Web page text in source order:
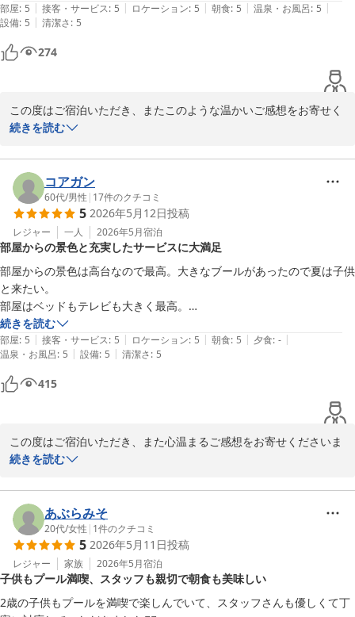
また、スタッフの対応につきましても温かいお言葉をいただき、誠
にありがとうございます。お客様に心地よくお過ごしいただけるよ
う努めておりますので、スタッフ一同大きな励みとなります。
お食事やプール、サウナもご満足いただけたとのこと、大変嬉しく
拝読いたしました。ご滞在中を通して快適にお過ごしいただき、
「また絶対に泊まりたい」と感じていただけたことは、私どもにと
これからも皆様に感動と安らぎをお届けできるホテルを目指し、サ
ービスの向上に努めてまいります。
またお会いできます日を、スタッフ一同心よりお待ち申し上げてお
ります。
ＰＧＭホテルリゾート沖縄（２０２６年４月２５日 先行営業開
始）
2026-06-13
又泊まりたくなる素晴らしいホテルでした。
部屋: 5 | 接客・サービス: 5 | ロケーション: 5 | 朝食: 5 | 温泉・お風呂: 5 |
設備: 5 | 清潔さ: 5
274
この度はご宿泊いただき、またこのような温かいご感想をお寄せく
ださいまして、誠にありがとうございます。
「また泊まりたいホテル」とのお言葉を頂戴できましたこと、スタ
ッフ一同大変光栄に存じます。
スタッフの対応やお食事につきましてご満足いただけたご様子を嬉
しく拝読いたしました。
皆様に心地よくお過ごしいただけるよう、笑顔とおもてなしの心を
大切にしておりますため、そのように感じていただけたことは何よ
りの励みでございます。
また、ご一緒にご宿泊された皆様が「何泊もしたい」「帰りたくな
い」と感じてくださったとのお言葉は、私どもにとりましても大変
印象深く、忘れられないご感想となりました。
これからも、お客様に“また帰ってきたい”と感じていただけるよう
ぜひまた季節を変えて、ゆったりとしたリゾート時間をお楽しみく
ださいませ。
上げております。
ＰＧＭホテルリゾート沖縄（２０２６年４月２５日 先行営業開
始）
2026-05-24
続きを読む
コアガン
60代/男性 | 17件のクチコミ
5 2026年5月12日投稿
レジャー 一人 2026年5月宿泊
部屋からの景色と充実したサービスに大満足
部屋からの景色は高台なので最高。大きなブールがあったので夏は子供
と来たい。
部屋はベッドもテレビも大きく最高。
朝食は例によって食べきれないほどのビュッフェで一通り食べるには何
泊すれば良いのか？？また11時半までって耳を疑った。部屋に備えて
あるエコバッグやポーチはお持ち帰りできるとのこと。ビールとソフト
ドリンクも沢山冷蔵庫に入っていてこれも飲みきれない^_^。
フロントほかの皆さんの礼儀正しさにはこちらが恐縮するほどでした。
続きを読む
部屋: 5 | 接客・サービス: 5 | ロケーション: 5 | 朝食: 5 | 夕食: - |
温泉・お風呂: 5 | 設備: 5 | 清潔さ: 5
415
この度はご宿泊いただき、また心温まるご感想をお寄せくださいま
して、誠にありがとうございます。
お部屋からの景色や広々としたプール、客室設備にご満足いただけ
たとのこと、大変嬉しく拝読いたしました。
夏にはぜひお子様ともご一緒に、プールにはお子様用の滑り台もご
ざいますのでご一緒にお楽しみいただけるかと存じます。
また、ご朝食につきましても「何泊すれば一通り食べられるのか」
とのお言葉をいただき、スタッフ一同思わず笑顔になりました。
続きを読む
あぶらみそ
20代/女性 | 1件のクチコミ
5 2026年5月11日投稿
レジャー 家族 2026年5月宿泊
子供もプール満喫、スタッフも親切で朝食も美味しい
2歳の子供もプールを満喫で楽しんでいて、スタッフさんも優しくて丁